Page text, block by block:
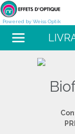
Powered by Weiss Optik